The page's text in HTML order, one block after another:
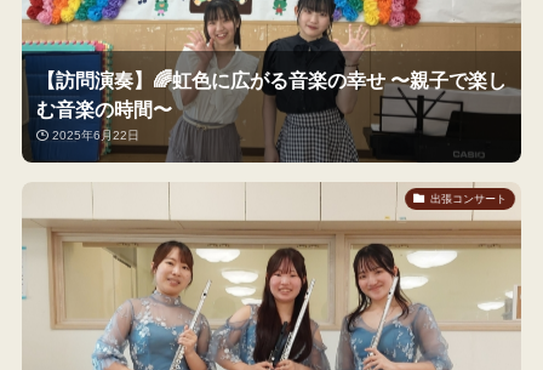
【訪問演奏】🌈虹色に広がる音楽の幸せ 〜親子で楽し
む音楽の時間〜
2025年6月22日
出張コンサート